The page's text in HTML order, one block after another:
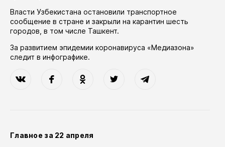
Власти Узбекистана остановили транспортное
сообщение в стране и закрыли на карантин шесть
городов, в том числе Ташкент.
За развитием эпидемии коронавируса «Медиазона»
следит в инфографике.
Главное за 22 апреля